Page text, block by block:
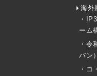
海外
・
ーム
・令
バン）
・コ